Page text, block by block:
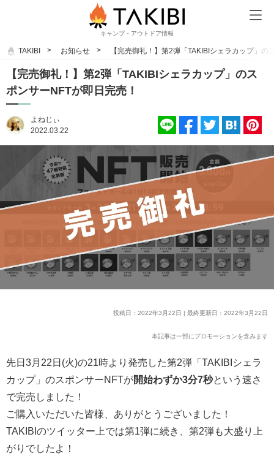
キャンプ・アウトドア情報
TAKIBI お知らせ 【完売御礼！】第2弾「TAKIBIシェラカップ」の
【完売御礼！】第2弾「TAKIBIシェラカップ」のス
ポンサーNFTが即日完売！
よねじぃ
2022.03.22
投稿日：2022年3月22日 | 最終更新日：2022年3月22日
本記事は一部にプロモーションを含みます
先日3月22日(火)の21時より発売した第2弾「TAKIBIシェラ
カップ」のスポンサーNFTが開始わずか3分7秒という速さ
で完売しました！
ご購入いただいた皆様、ありがとうございました！
TAKIBIのツイッター上では第1弾に続き、第2弾も大盛り上
がりでしたよ！